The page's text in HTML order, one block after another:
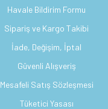
Havale Bildirim Formu
Sipariş ve Kargo Takibi
İade, Değişim, İptal
Güvenli Alışveriş
Mesafeli Satış Sözleşmesi
Tüketici Yasası